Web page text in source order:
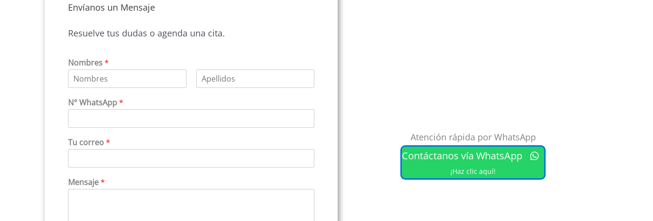
Envíanos un Mensaje
Resuelve tus dudas o agenda una cita.
Nombres*
o
m
e
i
N° WhatsApp*
Tu correo*
Mensaje*
Atención rápida por WhatsApp
Contáctanos vía WhatsApp
¡Haz clic aquí!